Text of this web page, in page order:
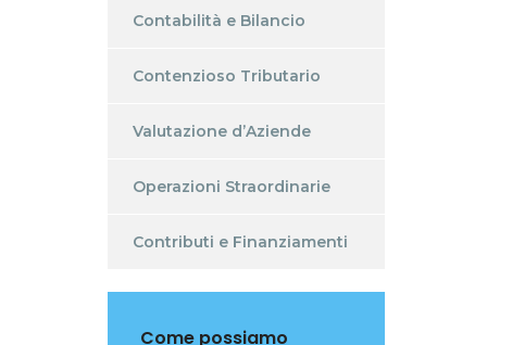
Contabilità e Bilancio
Contenzioso Tributario
Valutazione d’Aziende
Operazioni Straordinarie
Contributi e Finanziamenti
Come possiamo